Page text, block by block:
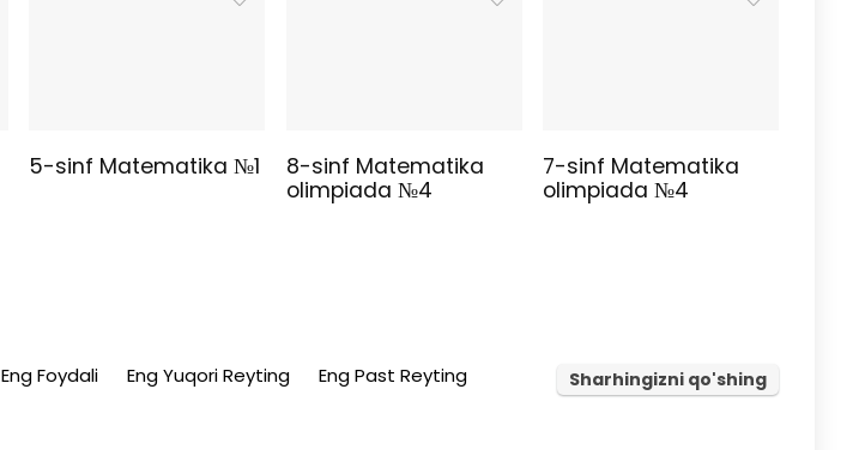
5-sinf Matematika №1
8-sinf Matematika
olimpiada №4
7-sinf Matematika
olimpiada №4
Eng Foydali Eng Yuqori Reyting Eng Past Reyting Sharhingizni qo'shing